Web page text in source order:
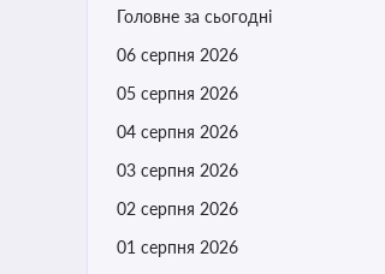
Головне за сьогодні
06 серпня 2026
05 серпня 2026
04 серпня 2026
03 серпня 2026
02 серпня 2026
01 серпня 2026